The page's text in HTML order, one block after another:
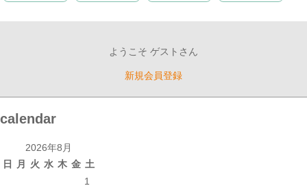
ようこそ ゲストさん
新規会員登録
calendar
2026年8月
日
月 火 水 木 金 土
1